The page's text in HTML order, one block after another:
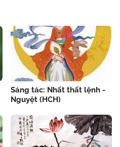
Sáng tác: Nhất thất lệnh -
Nguyệt (HCH)